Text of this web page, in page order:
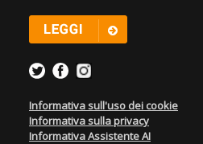
Informativa sull'uso dei cookie
Informativa sulla privacy
Informativa Assistente AI